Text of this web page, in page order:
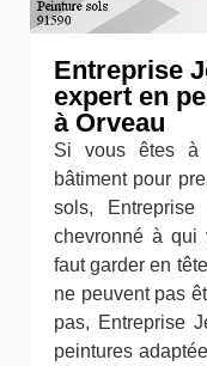
Entreprise
expert en
à Orveau
Si vous êtes à
bâtiment pour
sols,
chevronné à qui
faut garder en
ne peuvent pas
pas, Entreprise
peintures